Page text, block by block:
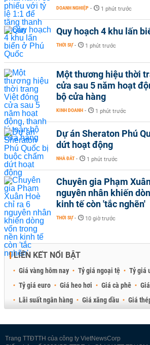
DOANH NGHIỆP - 1 phút trước
Quy hoạch 4 khu lấn
THỜI SỰ - 1 phút trước
Một thương hiệu thời
cửa sau 5 năm hoạt
bộ cửa hàng
KINH DOANH - 1 phút trước
Dự án Sheraton Phú
dứt hoạt động
NHÀ ĐẤT - 1 phút trước
Chuyên gia Phạm
nguyên nhân khiến
kinh tế còn 'tắc nghẽn'
THỜI SỰ - 10 giờ trước
LIÊN KẾT NỔI BẬT
Giá vàng hôm nay Tỷ giá ngoại tệ Tỷ giá
Tỷ giá euro
Giá heo hơi Giá cà phê
Lãi suất ngân hàng
Giá xăng dầu
Giá
Trang TTĐTTH của công ty VietNewsCorp